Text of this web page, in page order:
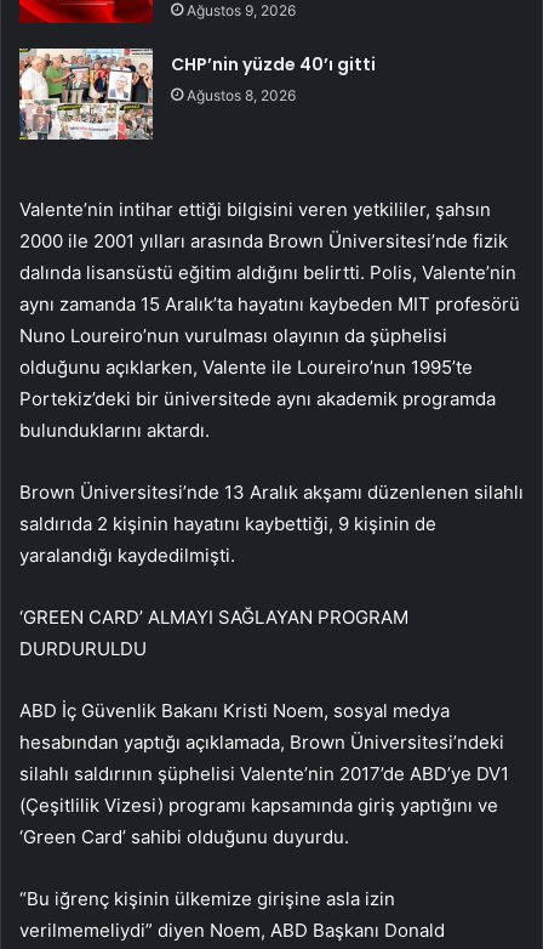
Ağustos 9, 2026
CHP’nin yüzde 40’ı gitti
Ağustos 8, 2026
Valente’nin intihar ettiği bilgisini veren yetkililer, şahsın
2000 ile 2001 yılları arasında Brown Üniversitesi’nde fizik
dalında lisansüstü eğitim aldığını belirtti. Polis, Valente’nin
aynı zamanda 15 Aralık’ta hayatını kaybeden MIT profesörü
Nuno Loureiro’nun vurulması olayının da şüphelisi
olduğunu açıklarken, Valente ile Loureiro’nun 1995’te
Portekiz’deki bir üniversitede aynı akademik programda
bulunduklarını aktardı.
Brown Üniversitesi’nde 13 Aralık akşamı düzenlenen silahlı
saldırıda 2 kişinin hayatını kaybettiği, 9 kişinin de
yaralandığı kaydedilmişti.
‘GREEN CARD’ ALMAYI SAĞLAYAN PROGRAM
DURDURULDU
ABD İç Güvenlik Bakanı Kristi Noem, sosyal medya
hesabından yaptığı açıklamada, Brown Üniversitesi’ndeki
silahlı saldırının şüphelisi Valente’nin 2017’de ABD’ye DV1
(Çeşitlilik Vizesi) programı kapsamında giriş yaptığını ve
‘Green Card’ sahibi olduğunu duyurdu.
“Bu iğrenç kişinin ülkemize girişine asla izin
verilmemeliydi” diyen Noem, ABD Başkanı Donald